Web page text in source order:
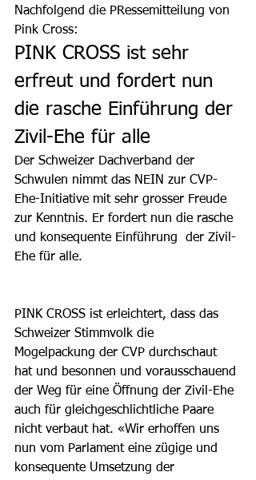
Nachfolgend die PRessemitteilung von
Pink Cross:
PINK CROSS ist sehr
erfreut und fordert nun
die rasche Einführung der
Zivil-Ehe für alle
Der Schweizer Dachverband der
Schwulen nimmt das NEIN zur CVP-
Ehe-Initiative mit sehr grosser Freude
zur Kenntnis. Er fordert nun die rasche
und konsequente Einführung  der Zivil-
Ehe für alle.
PINK CROSS ist erleichtert, dass das
Schweizer Stimmvolk die
Mogelpackung der CVP durchschaut
hat und besonnen und vorausschauend
der Weg für eine Öffnung der Zivil-Ehe
auch für gleichgeschlichtliche Paare
nicht verbaut hat. «Wir erhoffen uns
nun vom Parlament eine zügige und
konsequente Umsetzung der